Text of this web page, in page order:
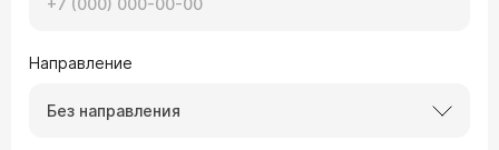
Направление
Без направления